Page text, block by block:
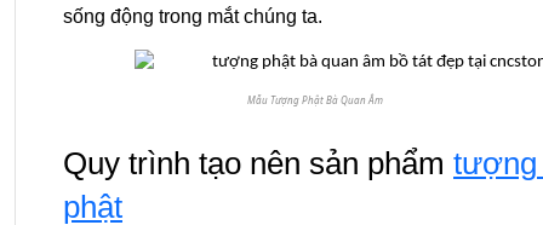
sống động trong mắt chúng ta.
Mẫu Tượng Phật Bà Quan Âm
Quy trình tạo nên sản phẩm tượng
phật